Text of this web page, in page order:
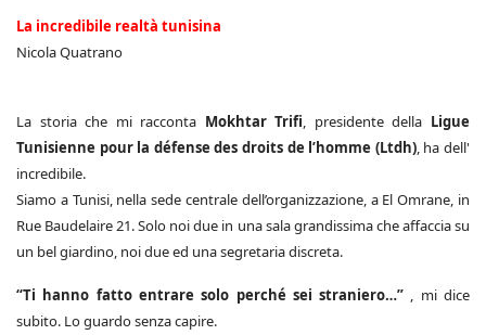
La incredibile realtà tunisina
Nicola Quatrano
La storia che mi racconta Mokhtar Trifi, presidente della Ligue
Tunisienne pour la défense des droits de l’homme (Ltdh), ha dell'
incredibile.
Siamo a Tunisi, nella sede centrale dell’organizzazione, a El Omrane, in
Rue Baudelaire 21. Solo noi due in una sala grandissima che affaccia su
un bel giardino, noi due ed una segretaria discreta.
“Ti hanno fatto entrare solo perché sei straniero…” , mi dice
subito. Lo guardo senza capire.